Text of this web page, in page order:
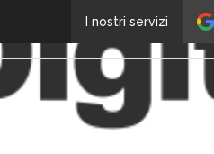
I nostri servizi